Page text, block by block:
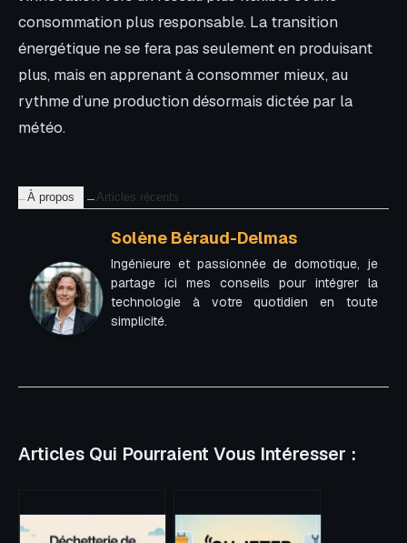
consommation plus responsable. La transition
énergétique ne se fera pas seulement en produisant
plus, mais en apprenant à consommer mieux, au
rythme d’une production désormais dictée par la
météo.
À propos Articles récents
Solène Béraud-Delmas
Ingénieure et passionnée de domotique, je
partage ici mes conseils pour intégrer la
technologie à votre quotidien en toute
simplicité.
Articles Qui Pourraient Vous Intéresser :